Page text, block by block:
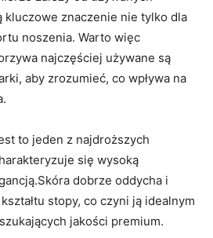
kluczowe znaczenie nie ‍tylko dla
noszenia. ⁤Warto więc
najczęściej ​używane ‌są
⁤aby zrozumieć, ‍co wpływa⁢ na
to jeden z najdroższych
się wysoką
dobrze ⁢oddycha i
stopy, co czyni ją idealnym
jakości premium.